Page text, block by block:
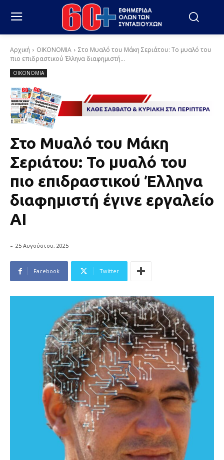
Αρχική ΟΙΚΟΝΟΜΙΑ
Στο Μυαλό του Μάκη Σεριάτου: Το μυαλό του
πιο επιδραστικού Έλληνα διαφημιστή...
ΟΙΚΟΝΟΜΙΑ
Στο Μυαλό του Μάκη
Σεριάτου: Το μυαλό του
πιο επιδραστικού Έλληνα
διαφημιστή έγινε εργαλείο
AI
- 25 Αυγούστου, 2025
Facebook Twitter